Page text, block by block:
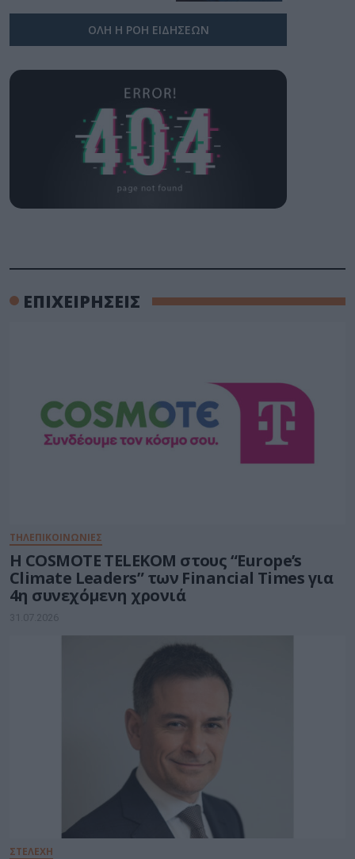
ΟΛΗ Η ΡΟΗ ΕΙΔΗΣΕΩΝ
ΕΠΙΧΕΙΡΗΣΕΙΣ
ΤΗΛΕΠΙΚΟΙΝΩΝΙΕΣ
Η COSMOTE TELEKOM στους “Europe’s
Climate Leaders” των Financial Times για
4η συνεχόμενη χρονιά
31.07.2026
ΣΤΕΛΕΧΗ